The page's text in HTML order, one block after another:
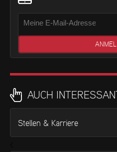
AUCH INTERESSANT
Stellen & Karriere